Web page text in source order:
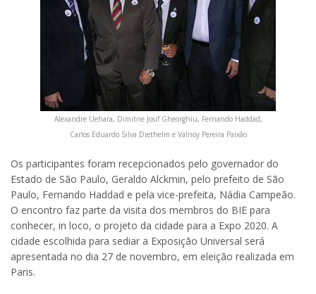
Alexandre Uehara, Dimitrie Josif Gheorghiu, Fernando Haddad,
Carlos Eduardo Silva Diethelm e Valnoy Pereira Paixão
Os participantes foram recepcionados pelo governador do
Estado de São Paulo, Geraldo Alckmin, pelo prefeito de São
Paulo, Fernando Haddad e pela vice-prefeita, Nádia Campeão.
O encontro faz parte da visita dos membros do BIE para
conhecer, in loco, o projeto da cidade para a Expo 2020. A
cidade escolhida para sediar a Exposição Universal será
apresentada no dia 27 de novembro, em eleição realizada em
Paris.